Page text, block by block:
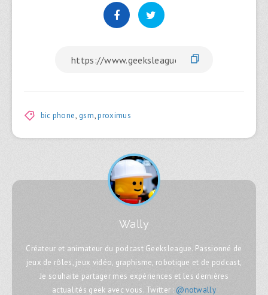
bic phone, gsm,proximus
Wally
Créateur et animateur du podcast Geeksleague. Passionné de
jeux de rôles, jeux vidéo, graphisme, robotique et de podcast,
Je souhaite partager mes expériences et les dernières
actualités geek avec vous. Twitter : @notwally